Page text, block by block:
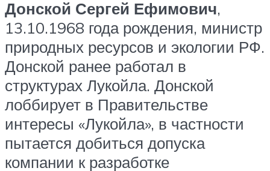
Донской Сергей Ефимович,
13.10.1968 года рождения, министр
природных ресурсов и экологии РФ.
Донской ранее работал в
структурах Лукойла. Донской
лоббирует в Правительстве
интересы «Лукойла», в частности
пытается добиться допуска
компании к разработке